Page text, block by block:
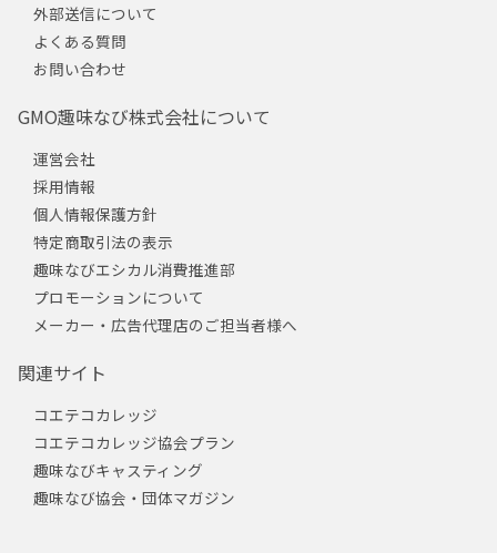
外部送信について
よくある質問
お問い合わせ
GMO趣味なび株式会社について
運営会社
採用情報
個人情報保護方針
特定商取引法の表示
趣味なびエシカル消費推進部
プロモーションについて
メーカー・広告代理店のご担当者様へ
関連サイト
コエテコカレッジ
コエテコカレッジ協会プラン
趣味なびキャスティング
趣味なび協会・団体マガジン